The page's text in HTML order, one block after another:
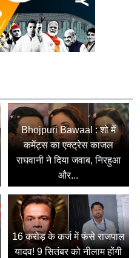
Bhojpuri Bawaal : शो में
कमेंट्स का एक्ट्रेस काजल
राघवानी ने दिया जवाब, निरहुआ
और...
16 करोड़ के कर्ज में फंसे राजपाल
यादव! 9 सितंबर को नीलाम होंगी